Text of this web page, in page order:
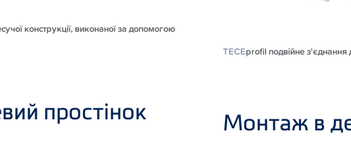
конструкції, виконаної за допомогою
простінок
TECEprofil подвійне з'єднання
Монтаж в